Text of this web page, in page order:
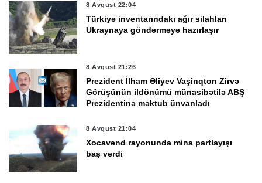
8 Avqust 22:04
Türkiyə inventarındakı ağır silahları
Ukraynaya göndərməyə hazırlaşır
8 Avqust 21:26
Prezident İlham Əliyev Vaşinqton Zirvə
Görüşünün ildönümü münasibətilə ABŞ
Prezidentinə məktub ünvanladı
8 Avqust 21:04
Xocavənd rayonunda mina partlayışı
baş verdi